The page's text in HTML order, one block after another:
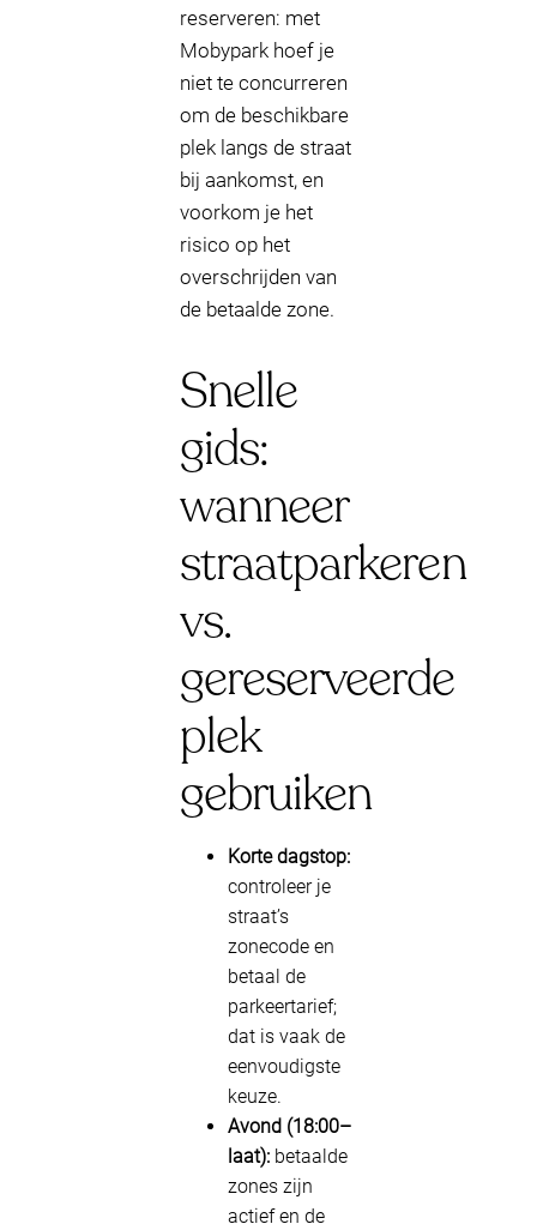
reserveren: met
Mobypark hoef je
niet te concurreren
om de beschikbare
plek langs de straat
bij aankomst, en
voorkom je het
risico op het
overschrijden van
de betaalde zone.
Snelle
gids:
wanneer
straatparkeren
vs.
gereserveerde
plek
gebruiken
Korte dagstop:
controleer je
straat’s
zonecode en
betaal de
parkeertarief;
dat is vaak de
eenvoudigste
keuze.
Avond (18:00–
laat): betaalde
zones zijn
actief en de